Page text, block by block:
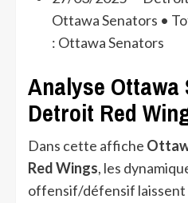
Ottawa Senators •
: Ottawa Senators
Analyse Ottawa
Detroit Red
Dans cette affiche
Red Wings, les
offensif/défensif